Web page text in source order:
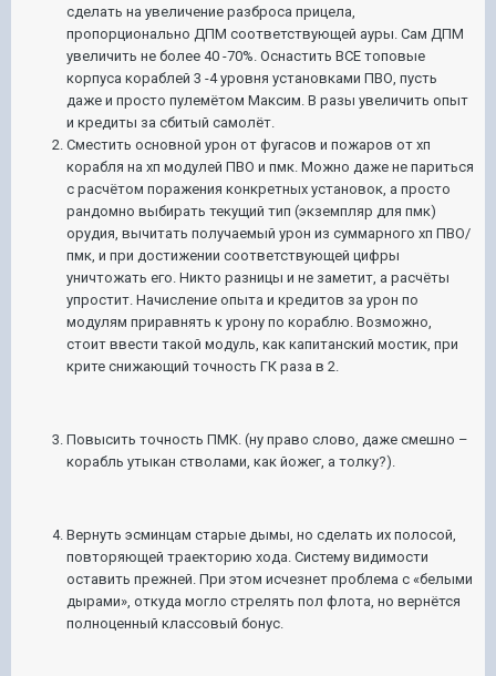
сделать на увеличение разброса прицела,
пропорционально ДПМ соответствующей ауры. Сам ДПМ
увеличить не более 40 -70%. Оснастить ВСЕ топовые
корпуса кораблей 3 -4 уровня установками ПВО, пусть
даже и просто пулемётом Максим. В разы увеличить опыт
и кредиты за сбитый самолёт.
Сместить основной урон от фугасов и пожаров от хп
корабля на хп модулей ПВО и пмк. Можно даже не париться
с расчётом поражения конкретных установок, а просто
рандомно выбирать текущий тип (экземпляр для пмк)
орудия, вычитать получаемый урон из суммарного хп ПВО/
пмк, и при достижении соответствующей цифры
уничтожать его. Никто разницы и не заметит, а расчёты
упростит. Начисление опыта и кредитов за урон по
модулям приравнять к урону по кораблю. Возможно,
стоит ввести такой модуль, как капитанский мостик, при
крите снижающий точность ГК раза в 2.
Повысить точность ПМК. (ну право слово, даже смешно –
корабль утыкан стволами, как йожег, а толку?).
Вернуть эсминцам старые дымы, но сделать их полосой,
повторяющей траекторию хода. Систему видимости
оставить прежней. При этом исчезнет проблема с «белыми
дырами», откуда могло стрелять пол флота, но вернётся
полноценный классовый бонус.